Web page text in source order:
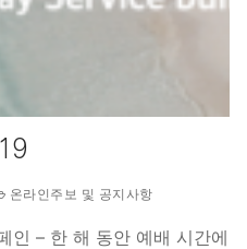
온라인주보 및 공지사항
인 – 한 해 동안 예배 시간에